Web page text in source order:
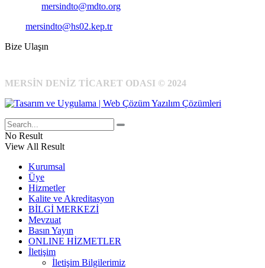
mersindto@mdto.org
mersindto@hs02.kep.tr
Bize Ulaşın
MERSİN DENİZ TİCARET ODASI © 2024
No Result
View All Result
Kurumsal
Üye
Hizmetler
Kalite ve Akreditasyon
BİLGİ MERKEZİ
Mevzuat
Basın Yayın
ONLINE HİZMETLER
İletişim
İletişim Bilgilerimiz